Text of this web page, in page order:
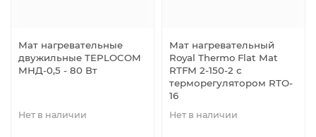
Мат нагревательные
двужильные TEPLOCOM
МНД-0,5 - 80 Вт
Нет в наличии
Мат нагревательный
Royal Thermo Flat Mat
RTFM 2-150-2 с
терморегулятором RTO-
16
Нет в наличии